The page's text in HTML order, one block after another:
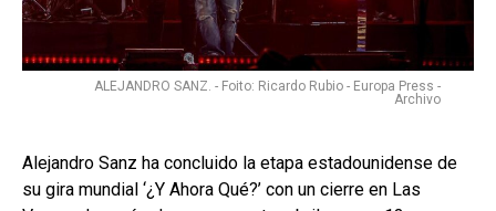
ALEJANDRO SANZ. - Foito: Ricardo Rubio - Europa Press -
Archivo
Alejandro Sanz ha concluido la etapa estadounidense de
su gira mundial ‘¿Y Ahora Qué?’ con un cierre en Las